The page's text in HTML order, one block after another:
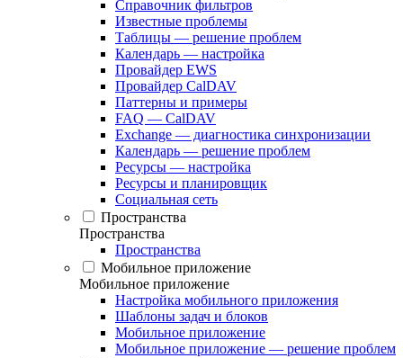
Справочник фильтров
Известные проблемы
Таблицы — решение проблем
Календарь — настройка
Провайдер EWS
Провайдер CalDAV
Паттерны и примеры
FAQ — CalDAV
Exchange — диагностика синхронизации
Календарь — решение проблем
Ресурсы — настройка
Ресурсы и планировщик
Социальная сеть
Пространства
Пространства
Пространства
Мобильное приложение
Мобильное приложение
Настройка мобильного приложения
Шаблоны задач и блоков
Мобильное приложение
Мобильное приложение — решение проблем